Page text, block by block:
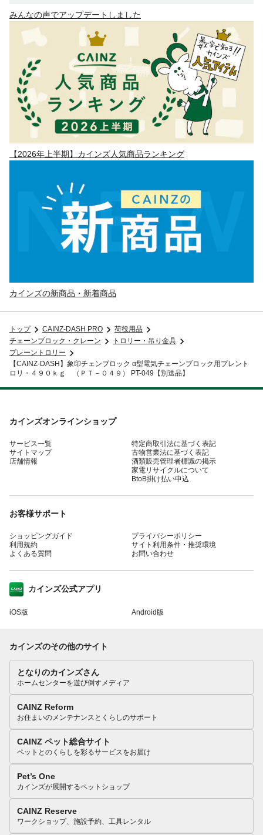
みんなの声でアップデートしました
【2026年上半期】カインズ人気商品ランキング
カインズの新商品・新着商品
トップ CAINZ-DASH PRO
荷役用品
チェーンブロック・クレーン
トロリー・吊り金具
プレーントロリー
【CAINZ-DASH】象印チェンブロック α型電気チェーンブロック用プレント
ロリ・４９０ｋｇ （ＰＴ－０４９） PT-049【別送品】
カインズオンラインショップ
サービス一覧
サイトマップ
店舗情報
特定商取引法に基づく表記
古物営業法に基づく表記
酒類販売管理者標識の掲示
家電リサイクルについて
BtoB掛け払い申込
お客様サポート
ショッピングガイド
利用規約
よくある質問
プライバシーポリシー
サイト利用条件・推奨環境
お問い合わせ
カインズ公式アプリ
iOS版 Android版
カインズのその他のサイト
となりのカインズさん
ホームセンターを遊び倒すメディア
CAINZ Reform
お住まいのメンテナンスとくらしのサポート
CAINZ ペット総合サイト
ペットとのくらしを彩るサービスをお届け
Pet’s One
カインズが展開するペットショップ
CAINZ Reserve
ワークショップ、施設予約、工具レンタル